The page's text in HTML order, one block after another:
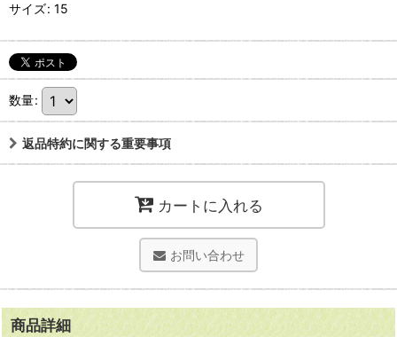
サイズ: 15
数量:
返品特約に関する重要事項
カートに入れる
お問い合わせ
商品詳細